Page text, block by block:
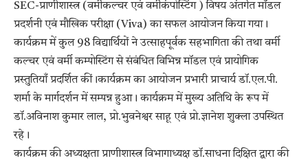
SEC-प्राणीशास्त्र (वर्मीकल्चर एवं वर्मीकंपोस्टिंग ) विषय अंतर्गत मॉडल
प्रदर्शनी एवं मौखिक परीक्षा (Viva) का सफल आयोजन किया गया।
कार्यक्रम में कुल 98 विद्यार्थियों ने उत्साहपूर्वक सहभागिता की तथा वर्मी
कल्चर एवं वर्मी कम्पोस्टिंग से संबंधित विभिन्न मॉडल एवं प्रायोगिक
प्रस्तुतियाँ प्रदर्शित कीं।कार्यक्रम का आयोजन प्रभारी प्राचार्य डॉ.एल.पी.
शर्मा के मार्गदर्शन में सम्पन्न हुआ। कार्यक्रम में मुख्य अतिथि के रूप में
डॉ.अविनाश कुमार लाल, प्रो.भुवनेश्वर साहू एवं प्रो.ज्ञानेश शुक्ला उपस्थित
रहे।
कार्यक्रम की अध्यक्षता प्राणीशास्त्र विभागाध्यक्ष डॉ.साधना दिक्षित द्वारा की